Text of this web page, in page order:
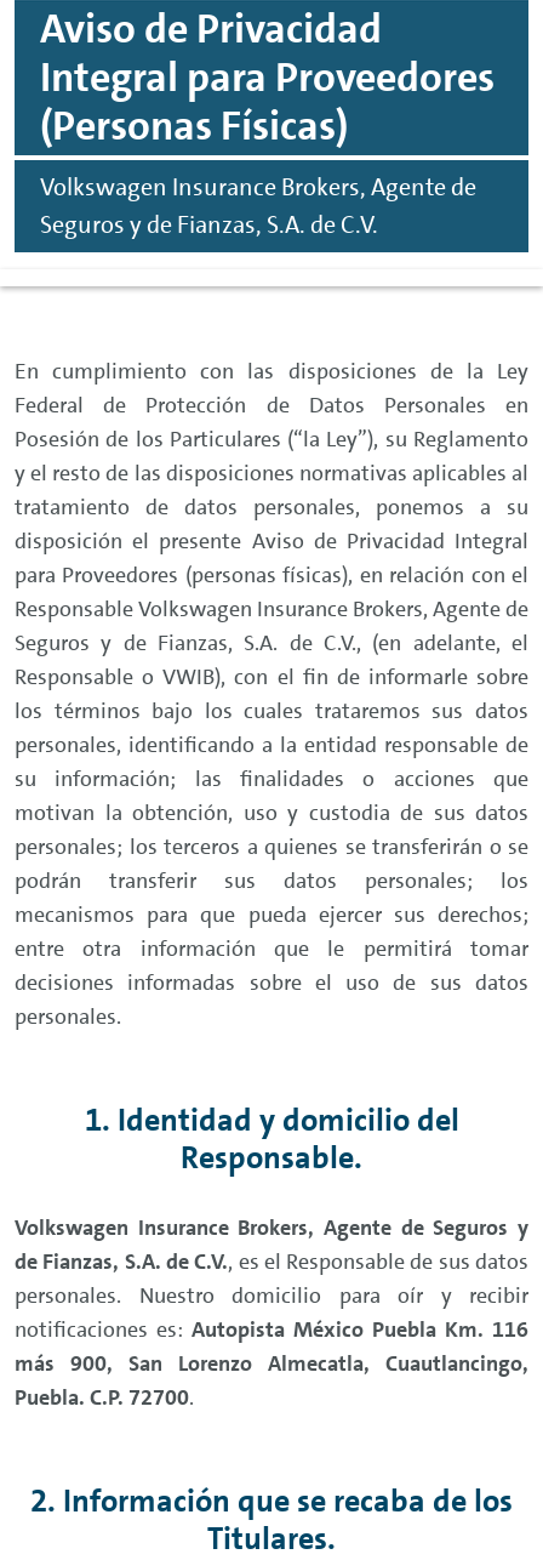
Aviso de Privacidad
Integral para Proveedores
(Personas Físicas)
Volkswagen Insurance Brokers, Agente de
Seguros y de Fianzas, S.A. de C.V.
En cumplimiento con las disposiciones de la Ley
Federal de Protección de Datos Personales en
Posesión de los Particulares (“la Ley”), su Reglamento
y el resto de las disposiciones normativas aplicables al
tratamiento de datos personales, ponemos a su
disposición el presente Aviso de Privacidad Integral
para Proveedores (personas físicas), en relación con el
Responsable Volkswagen Insurance Brokers, Agente de
Seguros y de Fianzas, S.A. de C.V., (en adelante, el
Responsable o VWIB), con el fin de informarle sobre
los términos bajo los cuales trataremos sus datos
personales, identificando a la entidad responsable de
su información; las finalidades o acciones que
motivan la obtención, uso y custodia de sus datos
personales; los terceros a quienes se transferirán o se
podrán transferir sus datos personales; los
mecanismos para que pueda ejercer sus derechos;
entre otra información que le permitirá tomar
decisiones informadas sobre el uso de sus datos
personales.
1. Identidad y domicilio del
Responsable.
Volkswagen Insurance Brokers, Agente de Seguros y
de Fianzas, S.A. de C.V., es el Responsable de sus datos
personales. Nuestro domicilio para oír y recibir
notificaciones es: Autopista México Puebla Km. 116
más 900, San Lorenzo Almecatla, Cuautlancingo,
Puebla. C.P. 72700.
2. Información que se recaba de los
Titulares.